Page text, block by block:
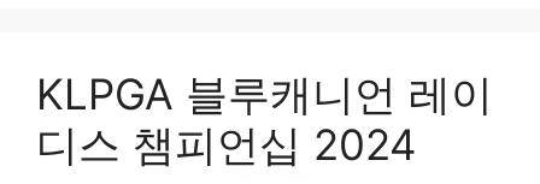
KLPGA 블루캐니언 레이
디스 챔피언십 2024